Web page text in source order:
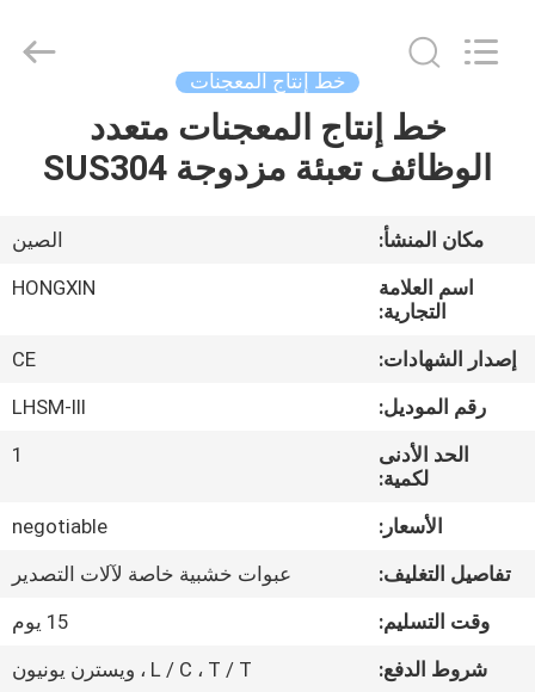
المنزل
برنامج
حولنا
جولة
المصنع
مراقبة
الجودة
Machinery
خط إنتاج المعجنات
خط إنتاج المعجنات متعدد
الوظائف تعبئة مزدوجة SUS304
مكان المنشأ:
الصين
اسم العلامة
التجارية:
HONGXIN
إصدار الشهادات:
CE
رقم الموديل:
LHSM-III
الحد الأدنى
لكمية:
1
الأسعار:
negotiable
تفاصيل التغليف:
عبوات خشبية خاصة لآلات التصدير
وقت التسليم:
15 يوم
شروط الدفع:
L / C ، T / T ، ويسترن يونيون